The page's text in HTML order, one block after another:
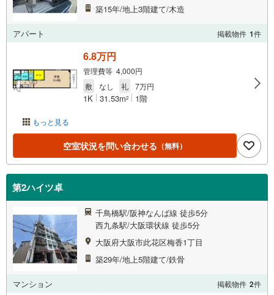
築15年/地上3階建て/木造
アパート 掲載物件 1件
もっと見る
6.8万円
管理費等 4,000円
敷
なし 礼 7万円
1K 31.53m2 1階
空室状況を問い合わせる （無料）
第2ハイツ卓
千鳥橋駅/阪神なんば線 徒歩5分
西九条駅/大阪環状線 徒歩5分
大阪府大阪市此花区梅香1丁目
築29年/地上5階建て/鉄骨
マンション 掲載物件 2件